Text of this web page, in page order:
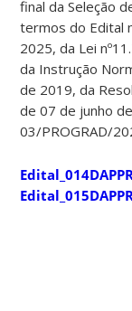
final da Seleção
termos do Edital
2025, da Lei
da Instrução
de 2019, da
de 07 de junho
03/PROGRAD/